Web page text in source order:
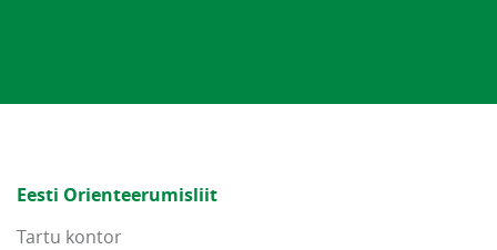
Eesti Orienteerumisliit
Tartu kontor